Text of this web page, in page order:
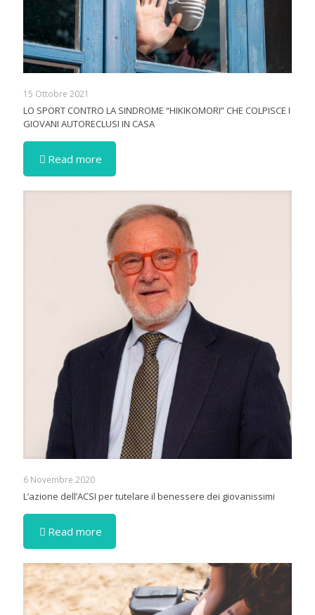
15 Ottobre 2021
LO SPORT CONTRO LA SINDROME “HIKIKOMORI” CHE COLPISCE I
GIOVANI AUTORECLUSI IN CASA
Read more
6 Novembre 2020
L’azione dell’ACSI per tutelare il benessere dei giovanissimi
Read more